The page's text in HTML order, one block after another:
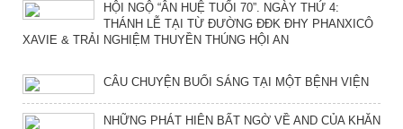
HỘI NGỘ “ÂN HUỆ TUỔI 70”. NGÀY THỨ 4:
THÁNH LỄ TẠI TỪ ĐƯỜNG ĐĐK ĐHY PHANXICÔ
XAVIE & TRẢI NGHIỆM THUYỀN THÚNG HỘI AN
CÂU CHUYỆN BUỔI SÁNG TẠI MỘT BỆNH VIỆN
NHỮNG PHÁT HIÊN BẤT NGỜ VỀ AND CỦA KHĂN